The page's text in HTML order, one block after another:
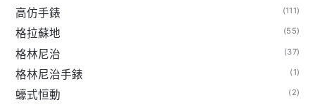
高仿手錶 (111)
格拉蘇地 (55)
格林尼治 (37)
格林尼治手錶 (1)
蠔式恒動 (2)